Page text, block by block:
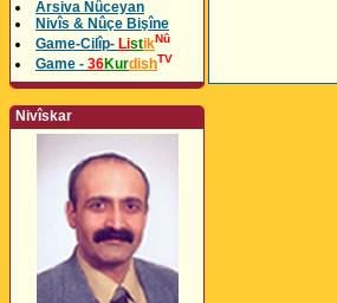
Arsiva Nûceyan
Nivîs & Nûçe Bişîne
Game-Cilîp- ListikNû
Game - 36KurdishTV
Nivîskar